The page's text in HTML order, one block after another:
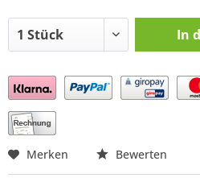
In
Preis anfragen
Merken Bewerten